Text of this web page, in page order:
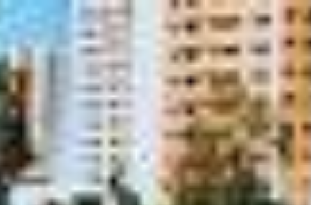
A Praça é Nossa •Vídeos